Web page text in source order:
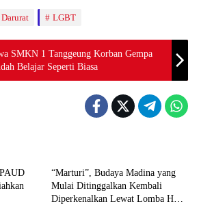
Darurat LGBT
SMKN 1 Tanggeung Korban Gempa
Belajar Seperti Biasa
“Marturi”, Budaya Madina yang
Mulai Ditinggalkan Kembali
Diperkenalkan Lewat Lomba HUT
HOME